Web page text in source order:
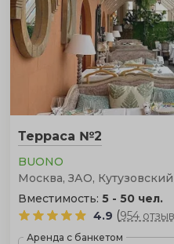
Терраса №2
BUONO
Москва, ЗАО,
Вместимость: 5 - 50 чел.
4.9 (954
Аренда с банкетом